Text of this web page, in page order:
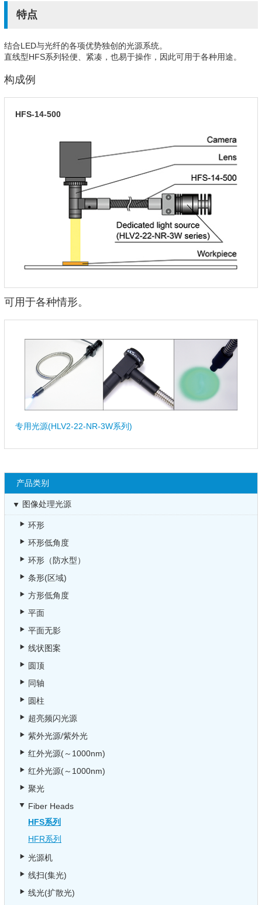
特点
结合LED与光纤的各项优势独创的光源系统。
直线型HFS系列轻便、紧凑，也易于操作，因此可用于各种用途。
构成例
HFS-14-500
可用于各种情形。
专用光源(HLV2-22-NR-3W系列)
产品类别
图像处理光源
环形
环形低角度
环形（防水型）
条形(区域)
方形低角度
平面
平面无影
线状图案
圆顶
同轴
圆柱
超亮频闪光源
紫外光源/紫外光
红外光源(～1000nm)
红外光源(～1000nm)
聚光
Fiber Heads
HFS系列
HFR系列
光源机
线扫(集光)
线光(扩散光)